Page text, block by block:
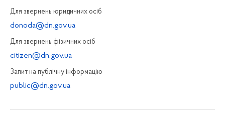
Для звернень юридичних осiб
donoda@dn.gov.ua
Для звернень фізичних осiб
citizen@dn.gov.ua
Запит на публiчну інформацiю
public@dn.gov.ua